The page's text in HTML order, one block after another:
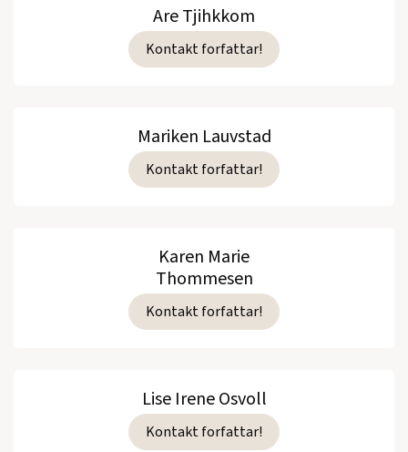
Are Tjihkkom
Kontakt forfattar!
Mariken Lauvstad
Kontakt forfattar!
Karen Marie
Thommesen
Kontakt forfattar!
Lise Irene Osvoll
Kontakt forfattar!